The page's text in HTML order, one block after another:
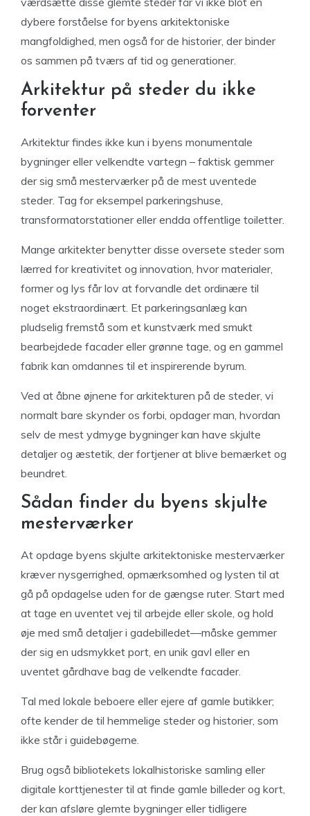
dybere forståelse for byens arkitektoniske
mangfoldighed, men også for de historier, der binder
os sammen på tværs af tid og generationer.
Arkitektur på steder du ikke
forventer
Arkitektur findes ikke kun i byens monumentale
bygninger eller velkendte vartegn – faktisk gemmer
der sig små mesterværker på de mest uventede
steder. Tag for eksempel parkeringshuse,
transformatorstationer eller endda offentlige toiletter.
Mange arkitekter benytter disse oversete steder som
lærred for kreativitet og innovation, hvor materialer,
former og lys får lov at forvandle det ordinære til
noget ekstraordinært. Et parkeringsanlæg kan
pludselig fremstå som et kunstværk med smukt
bearbejdede facader eller grønne tage, og en gammel
fabrik kan omdannes til et inspirerende byrum.
Ved at åbne øjnene for arkitekturen på de steder, vi
normalt bare skynder os forbi, opdager man, hvordan
selv de mest ydmyge bygninger kan have skjulte
detaljer og æstetik, der fortjener at blive bemærket og
beundret.
Sådan finder du byens skjulte
mesterværker
At opdage byens skjulte arkitektoniske mesterværker
kræver nysgerrighed, opmærksomhed og lysten til at
gå på opdagelse uden for de gængse ruter. Start med
at tage en uventet vej til arbejde eller skole, og hold
øje med små detaljer i gadebilledet—måske gemmer
der sig en udsmykket port, en unik gavl eller en
uventet gårdhave bag de velkendte facader.
Tal med lokale beboere eller ejere af gamle butikker;
ofte kender de til hemmelige steder og historier, som
ikke står i guidebøgerne.
Brug også bibliotekets lokalhistoriske samling eller
digitale korttjenester til at finde gamle billeder og kort,
der kan afsløre glemte bygninger eller tidligere